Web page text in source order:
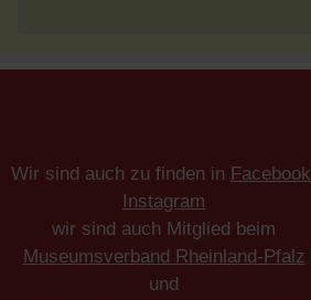
Wir sind auch zu finden in Facebook
Instagram
wir sind auch Mitglied beim
Museumsverband Rheinland-Pfalz
und